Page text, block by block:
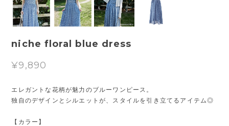
niche floral blue dress
¥9,890
エレガントな花柄が魅力のブルーワンピース。
独自のデザインとシルエットが、スタイルを引き立てるアイテム◎
【カラー】